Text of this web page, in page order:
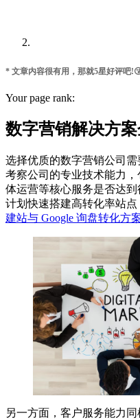
* 文章内容很有用，那就5星好评吧
Your page rank:
数字营销解决方
选择优质的数字营销公司
考察公司的专业技术能力
体运营等核心服务是否达
计划快速搭建高转化率站点
建站与 Google 询盘转化方
另一方面，客户服务能力